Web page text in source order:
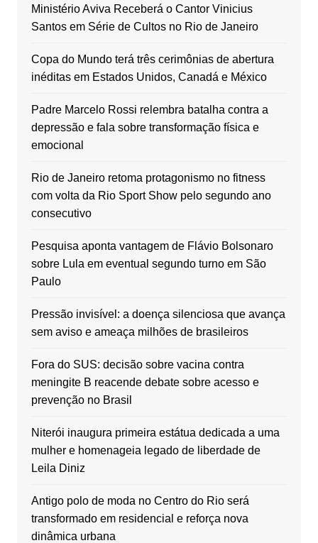
Ministério Aviva Receberá o Cantor Vinicius
Santos em Série de Cultos no Rio de Janeiro
Copa do Mundo terá três cerimônias de abertura
inéditas em Estados Unidos, Canadá e México
Padre Marcelo Rossi relembra batalha contra a
depressão e fala sobre transformação física e
emocional
Rio de Janeiro retoma protagonismo no fitness
com volta da Rio Sport Show pelo segundo ano
consecutivo
Pesquisa aponta vantagem de Flávio Bolsonaro
sobre Lula em eventual segundo turno em São
Paulo
Pressão invisível: a doença silenciosa que avança
sem aviso e ameaça milhões de brasileiros
Fora do SUS: decisão sobre vacina contra
meningite B reacende debate sobre acesso e
prevenção no Brasil
Niterói inaugura primeira estátua dedicada a uma
mulher e homenageia legado de liberdade de
Leila Diniz
Antigo polo de moda no Centro do Rio será
transformado em residencial e reforça nova
dinâmica urbana